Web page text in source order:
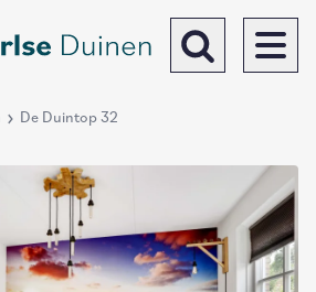
Toggle search
De Duintop 32